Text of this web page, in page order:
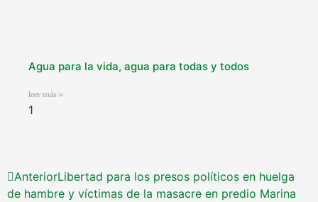
Agua para la vida, agua para todas y todos
leer más »
AnteriorLibertad para los presos políticos en huelga
de hambre y víctimas de la masacre en predio Marina